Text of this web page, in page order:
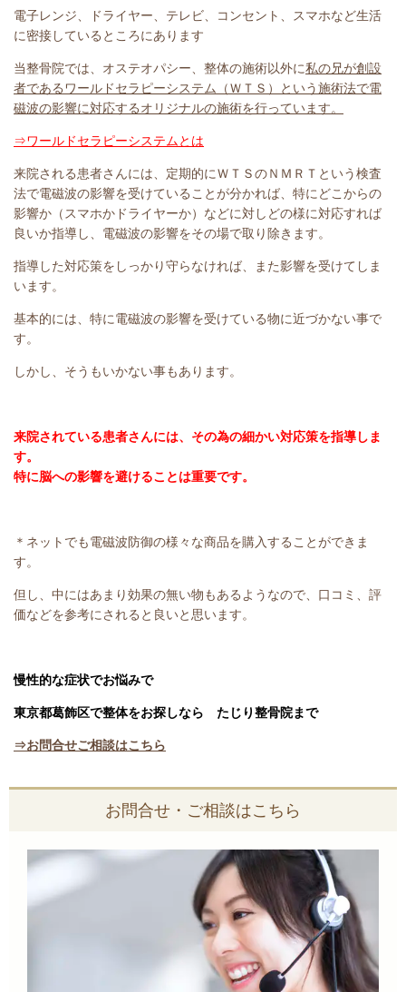
電子レンジ、ドライヤー、テレビ、コンセント、スマホなど生活
に密接しているところにあります
当整骨院では、オステオパシー、整体の施術以外に私の兄が創設
者であるワールドセラピーシステム（ＷＴＳ）という施術法で電
磁波の影響に対応するオリジナルの施術を行っています。
⇒ワールドセラピーシステムとは
来院される患者さんには、定期的にＷＴＳのＮＭＲＴという検査
法で電磁波の影響を受けていることが分かれば、特にどこからの
影響か（スマホかドライヤーか）などに対しどの様に対応すれば
良いか指導し、電磁波の影響をその場で取り除きます。
指導した対応策をしっかり守らなければ、また影響を受けてしま
います。
基本的には、特に電磁波の影響を受けている物に近づかない事で
す。
しかし、そうもいかない事もあります。
来院されている患者さんには、その為の細かい対応策を指導しま
す。
特に脳への影響を避けることは重要です。
＊ネットでも電磁波防御の様々な商品を購入することができま
す。
但し、中にはあまり効果の無い物もあるようなので、口コミ、評
価などを参考にされると良いと思います。
慢性的な症状でお悩みで
東京都葛飾区で整体をお探しなら たじり整骨院まで
⇒お問合せご相談はこちら
お問合せ・ご相談はこちら